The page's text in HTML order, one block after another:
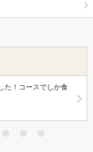
た！コースでしか食